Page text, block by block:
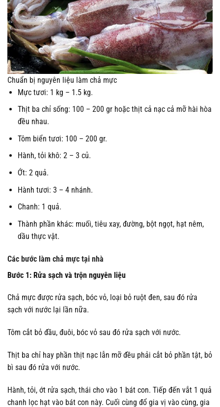
Chuẩn bị nguyên liệu làm chả mực
Mực tươi: 1 kg – 1.5 kg.
Thịt ba chỉ sống: 100 – 200 gr hoặc thịt cả nạc cả mỡ hài hòa
đều nhau.
Tôm biển tươi: 100 – 200 gr.
Hành, tỏi khô: 2 – 3 củ.
Ớt: 2 quả.
Hành tươi: 3 – 4 nhánh.
Chanh: 1 quả.
Thành phần khác: muối, tiêu xay, đường, bột ngọt, hạt nêm,
dầu thực vật.
Các bước làm chả mực tại nhà
Bước 1: Rửa sạch và trộn nguyên liệu
Chả mực được rửa sạch, bóc vỏ, loại bỏ ruột đen, sau đó rửa
sạch với nước lại lần nữa.
Tôm cắt bỏ đầu, đuôi, bóc vỏ sau đó rửa sạch với nước.
Thịt ba chỉ hay phần thịt nạc lẫn mỡ đều phải cắt bỏ phần tật, bỏ
bì sau đó rửa với nước.
Hành, tỏi, ớt rửa sạch, thái cho vào 1 bát con. Tiếp đến vắt 1 quả
chanh lọc hạt vào bát con này. Cuối cùng đổ gia vị vào cùng, gia